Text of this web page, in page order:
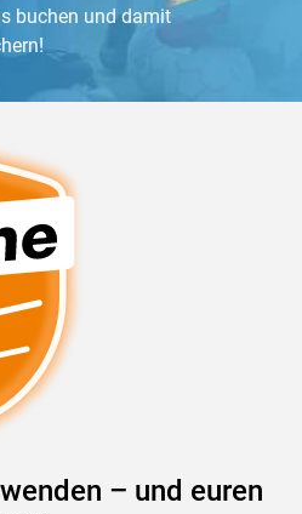
buchen und damit
– und euren